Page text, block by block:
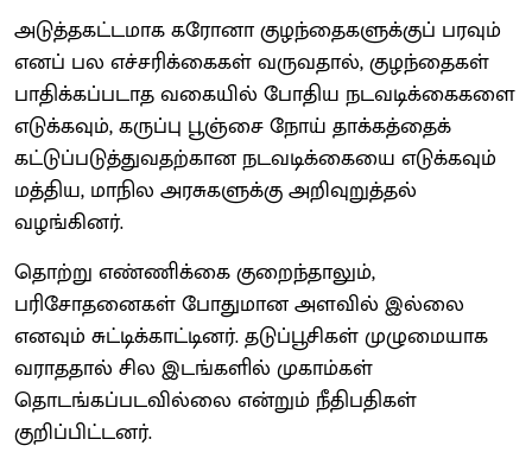
அடுத்தகட்டமாக கரோனா குழந்தைகளுக்குப் பரவும்
எனப் பல எச்சரிக்கைகள் வருவதால், குழந்தைகள்
பாதிக்கப்படாத வகையில் போதிய நடவடிக்கைகளை
எடுக்கவும், கருப்பு பூஞ்சை நோய் தாக்கத்தைக்
கட்டுப்படுத்துவதற்கான நடவடிக்கையை எடுக்கவும்
மத்திய, மாநில அரசுகளுக்கு அறிவுறுத்தல்
வழங்கினர்.
தொற்று எண்ணிக்கை குறைந்தாலும்,
பரிசோதனைகள் போதுமான அளவில் இல்லை
எனவும் சுட்டிக்காட்டினர். தடுப்பூசிகள் முழுமையாக
வராததால் சில இடங்களில் முகாம்கள்
தொடங்கப்படவில்லை என்றும் நீதிபதிகள்
குறிப்பிட்டனர்.